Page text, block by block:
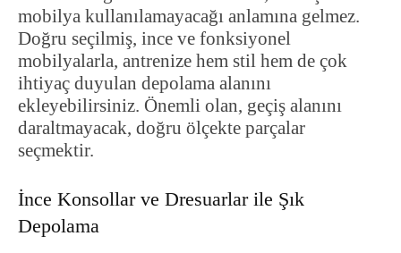
mobilya kullanılamayacağı anlamına gelmez.
Doğru seçilmiş, ince ve fonksiyonel
mobilyalarla, antrenize hem stil hem de çok
ihtiyaç duyulan depolama alanını
ekleyebilirsiniz. Önemli olan, geçiş alanını
daraltmayacak, doğru ölçekte parçalar
seçmektir.
İnce Konsollar ve Dresuarlar ile Şık
Depolama